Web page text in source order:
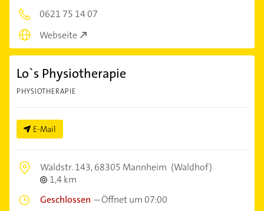
0621 75 14 07
Webseite
Lo`s Physiotherapie
PHYSIOTHERAPIE
E-Mail
Waldstr. 143,68305 Mannheim (Waldhof)
1,4 km
Geschlossen –Öffnet um 07:00